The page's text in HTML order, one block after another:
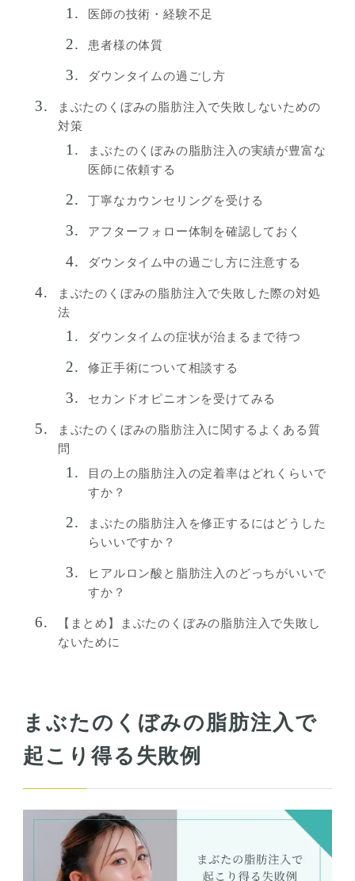
医師の技術・経験不足
患者様の体質
ダウンタイムの過ごし方
まぶたのくぼみの脂肪注入で失敗しないための
対策
まぶたのくぼみの脂肪注入の実績が豊富な
医師に依頼する
丁寧なカウンセリングを受ける
アフターフォロー体制を確認しておく
ダウンタイム中の過ごし方に注意する
まぶたのくぼみの脂肪注入で失敗した際の対処
法
ダウンタイムの症状が治まるまで待つ
修正手術について相談する
セカンドオピニオンを受けてみる
まぶたのくぼみの脂肪注入に関するよくある質
問
目の上の脂肪注入の定着率はどれくらいで
すか？
まぶたの脂肪注入を修正するにはどうした
らいいですか？
ヒアルロン酸と脂肪注入のどっちがいいで
すか？
【まとめ】まぶたのくぼみの脂肪注入で失敗し
ないために
まぶたのくぼみの脂肪注入で
起こり得る失敗例